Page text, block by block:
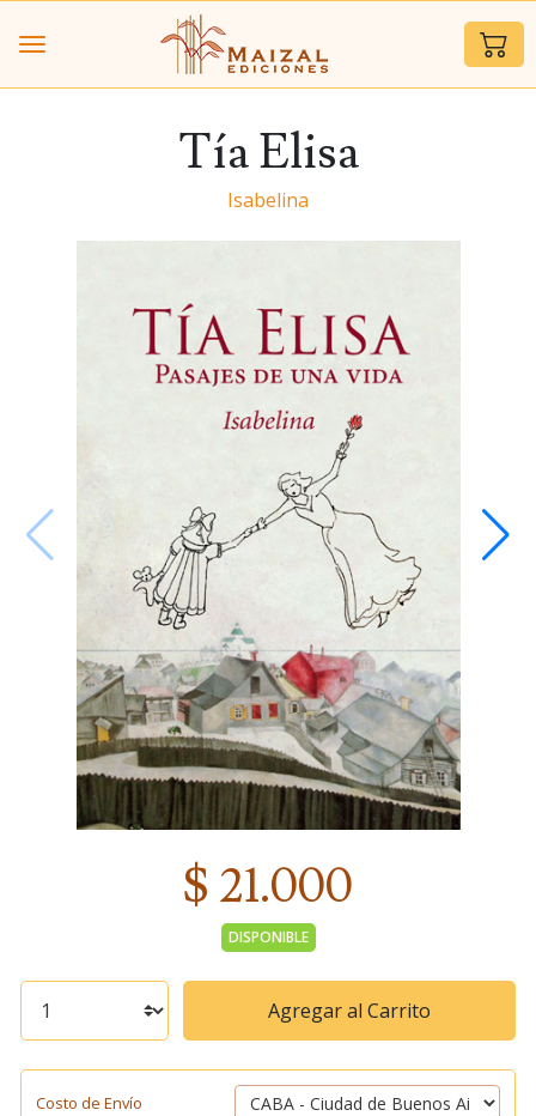
Tía Elisa
Isabelina
$ 21.000
DISPONIBLE
Agregar al Carrito
Costo de Envío